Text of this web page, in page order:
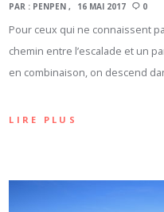
PAR : PENPEN 16 MAI 2017 0
Pour ceux qui ne connaissent
chemin entre l’escalade et un
en combinaison, on descend
LIRE PLUS